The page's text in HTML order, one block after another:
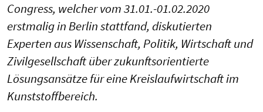
Congress, welcher vom 31.01.-01.02.2020
erstmalig in Berlin stattfand, diskutierten
Experten aus Wissenschaft, Politik, Wirtschaft und
Zivilgesellschaft über zukunftsorientierte
Lösungsansätze für eine Kreislaufwirtschaft im
Kunststoffbereich.